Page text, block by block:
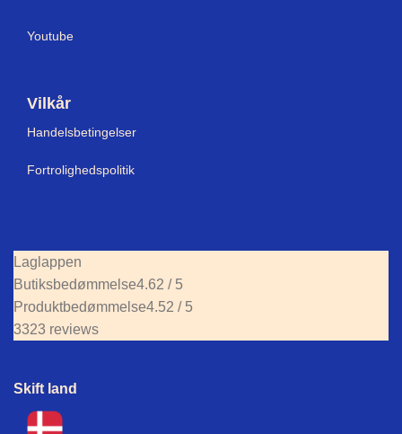
Youtube
Vilkår
Handelsbetingelser
Fortrolighedspolitik
Laglappen
Butiksbedømmelse4.62 / 5
Produktbedømmelse4.52 / 5
3323 reviews
Skift land